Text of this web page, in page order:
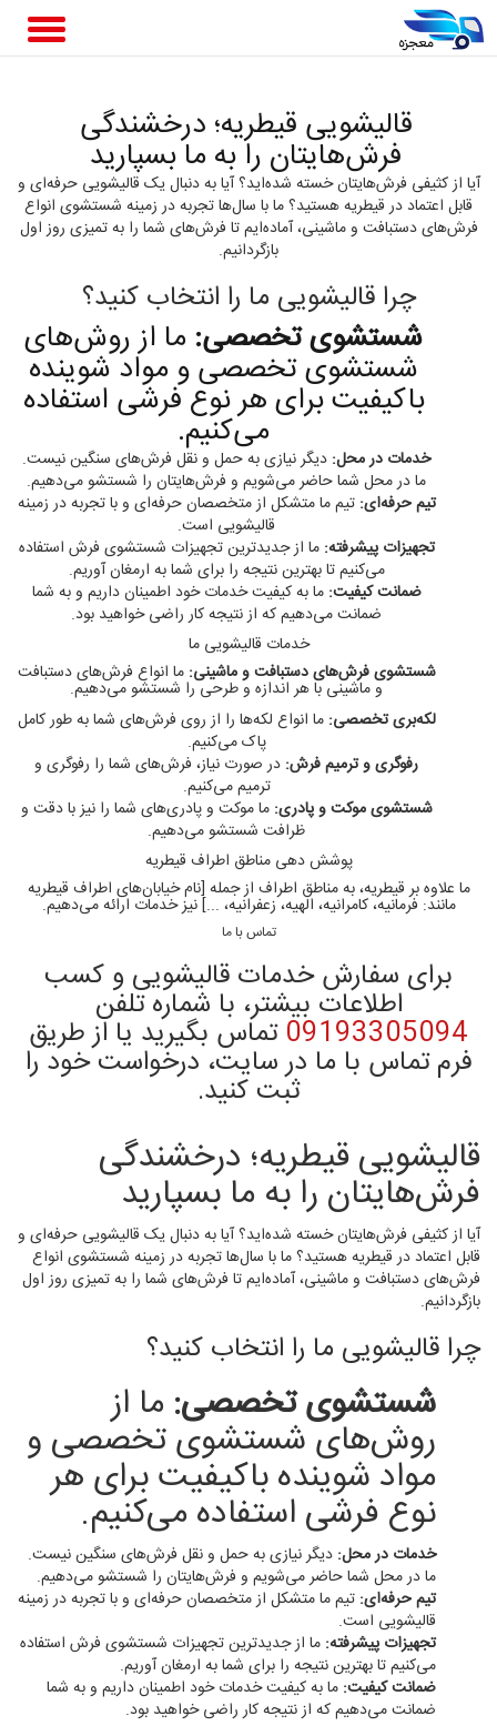
قالیشویی قیطریه؛ درخشندگی
فرش‌هایتان را به ما بسپارید
آیا از کثیفی فرش‌هایتان خسته شده‌اید؟ آیا به دنبال یک قالیشویی حرفه‌ای و
قابل اعتماد در قیطریه هستید؟ ما با سال‌ها تجربه در زمینه شستشوی انواع
فرش‌های دستبافت و ماشینی، آماده‌ایم تا فرش‌های شما را به تمیزی روز اول
بازگردانیم.
چرا قالیشویی ما را انتخاب کنید؟
شستشوی تخصصی: ما از روش‌های
شستشوی تخصصی و مواد شوینده
باکیفیت برای هر نوع فرشی استفاده
می‌کنیم.
خدمات در محل: دیگر نیازی به حمل و نقل فرش‌های سنگین نیست.
ما در محل شما حاضر می‌شویم و فرش‌هایتان را شستشو می‌دهیم.
تیم حرفه‌ای: تیم ما متشکل از متخصصان حرفه‌ای و با تجربه در زمینه
قالیشویی است.
تجهیزات پیشرفته: ما از جدیدترین تجهیزات شستشوی فرش استفاده
می‌کنیم تا بهترین نتیجه را برای شما به ارمغان آوریم.
ضمانت کیفیت: ما به کیفیت خدمات خود اطمینان داریم و به شما
ضمانت می‌دهیم که از نتیجه کار راضی خواهید بود.
خدمات قالیشویی ما
شستشوی فرش‌های دستبافت و ماشینی: ما انواع فرش‌های دستبافت
و ماشینی با هر اندازه و طرحی را شستشو می‌دهیم.
لکه‌بری تخصصی: ما انواع لکه‌ها را از روی فرش‌های شما به طور کامل
پاک می‌کنیم.
رفوگری و ترمیم فرش: در صورت نیاز، فرش‌های شما را رفوگری و
ترمیم می‌کنیم.
شستشوی موکت و پادری: ما موکت و پادری‌های شما را نیز با دقت و
ظرافت شستشو می‌دهیم.
پوشش دهی مناطق اطراف قیطریه
ما علاوه بر قیطریه، به مناطق اطراف از جمله [نام خیابان‌های اطراف قیطریه
مانند: فرمانیه، کامرانیه، الهیه، زعفرانیه، ...] نیز خدمات ارائه می‌دهیم.
تماس با ما
برای سفارش خدمات قالیشویی و کسب
اطلاعات بیشتر، با شماره تلفن
09193305094 تماس بگیرید یا از طریق
فرم تماس با ما در سایت، درخواست خود را
ثبت کنید.
قالیشویی قیطریه؛ درخشندگی
فرش‌هایتان را به ما بسپارید
آیا از کثیفی فرش‌هایتان خسته شده‌اید؟ آیا به دنبال یک قالیشویی حرفه‌ای و
قابل اعتماد در قیطریه هستید؟ ما با سال‌ها تجربه در زمینه شستشوی انواع
فرش‌های دستبافت و ماشینی، آماده‌ایم تا فرش‌های شما را به تمیزی روز اول
بازگردانیم.
چرا قالیشویی ما را انتخاب کنید؟
شستشوی تخصصی: ما از
روش‌های شستشوی تخصصی و
مواد شوینده باکیفیت برای هر
نوع فرشی استفاده می‌کنیم.
خدمات در محل: دیگر نیازی به حمل و نقل فرش‌های سنگین نیست.
ما در محل شما حاضر می‌شویم و فرش‌هایتان را شستشو می‌دهیم.
تیم حرفه‌ای: تیم ما متشکل از متخصصان حرفه‌ای و با تجربه در زمینه
قالیشویی است.
تجهیزات پیشرفته: ما از جدیدترین تجهیزات شستشوی فرش استفاده
می‌کنیم تا بهترین نتیجه را برای شما به ارمغان آوریم.
ضمانت کیفیت: ما به کیفیت خدمات خود اطمینان داریم و به شما
ضمانت می‌دهیم که از نتیجه کار راضی خواهید بود.